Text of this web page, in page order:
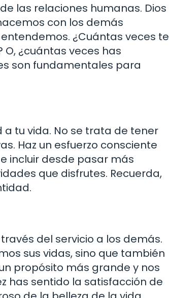
las relaciones humanas. Dios
con los demás
¿Cuántas veces te
¿cuántas veces has
son fundamentales para
tu vida. No se trata de tener
Haz un esfuerzo consciente
incluir desde pasar más
que disfrutes. Recuerda,
del servicio a los demás.
sus vidas, sino que también
propósito más grande y nos
has sentido la satisfacción de